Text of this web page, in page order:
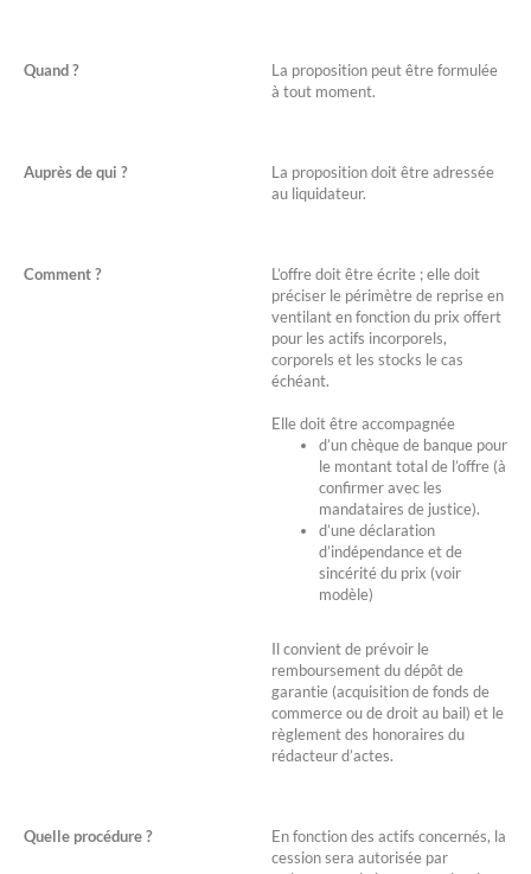
Quand ?
La proposition peut être formulée
à tout moment.
Auprès de qui ?
La proposition doit être adressée
au liquidateur.
Comment ?
L’offre doit être écrite ; elle doit
préciser le périmètre de reprise en
ventilant en fonction du prix offert
pour les actifs incorporels,
corporels et les stocks le cas
échéant.
Elle doit être accompagnée
d’un chèque de banque pour
le montant total de l’offre (à
confirmer avec les
mandataires de justice).
d’une déclaration
d’indépendance et de
sincérité du prix (voir
modèle)
Il convient de prévoir le
remboursement du dépôt de
garantie (acquisition de fonds de
commerce ou de droit au bail) et le
règlement des honoraires du
rédacteur d’actes.
Quelle procédure ?
En fonction des actifs concernés, la
cession sera autorisée par